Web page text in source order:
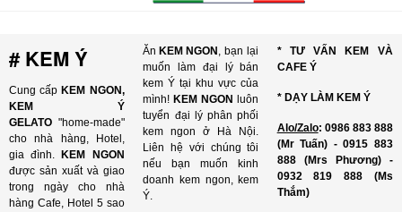
# KEM Ý
Cung cấp KEM NGON,
KEM Ý
GELATO "home-made"
cho nhà hàng, Hotel,
gia đình.
KEM NGON
được sản xuất và giao
trong ngày cho nhà
hàng Cafe, Hotel 5 sao
Ăn KEM NGON , bạn lại
muốn làm đại lý bán
kem Ý tại khu vực của
mình! KEM NGON
luôn
tuyển đại lý phân phối
kem ngon ở Hà Nội.
Liên hệ với chúng tôi
nếu bạn muốn kinh
doanh kem ngon, kem
Ý.
* TƯ VẤN KEM VÀ
CAFE Ý
* DẠY LÀM KEM Ý
Alo/Zalo: 0986 883 888
(Mr Tuấn) - 0915 883
888 (Mrs Phương) -
0932 819 888 (Ms
Thắm)